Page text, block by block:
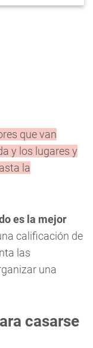
que van
y los lugares y
la
es la mejor
calificación de
las
una
casarse